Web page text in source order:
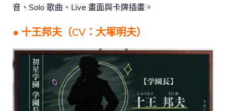
音、Solo 歌曲、Live 畫面與卡牌插畫。
● 十王邦夫（CV：大塚明夫）